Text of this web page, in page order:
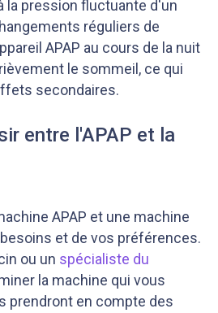
la pression fluctuante d'un
réguliers de
APAP au cours de la nuit
le sommeil, ce qui
secondaires.
entre l'APAP et la
APAP et une machine
et de vos préférences.
ou un spécialiste du
la machine qui vous
prendront en compte des